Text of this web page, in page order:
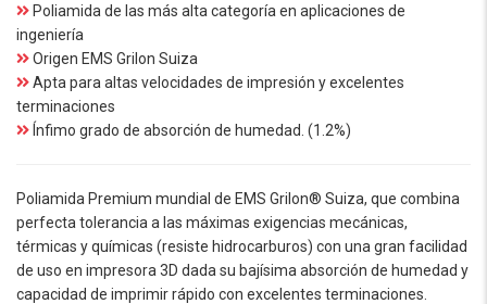
Poliamida de las más alta categoría en aplicaciones de
ingeniería
Origen EMS Grilon Suiza
Apta para altas velocidades de impresión y excelentes
terminaciones
Ínfimo grado de absorción de humedad. (1.2%)
Poliamida Premium mundial de EMS Grilon® Suiza, que combina
perfecta tolerancia a las máximas exigencias mecánicas,
térmicas y químicas (resiste hidrocarburos) con una gran facilidad
de uso en impresora 3D dada su bajísima absorción de humedad y
capacidad de imprimir rápido con excelentes terminaciones.